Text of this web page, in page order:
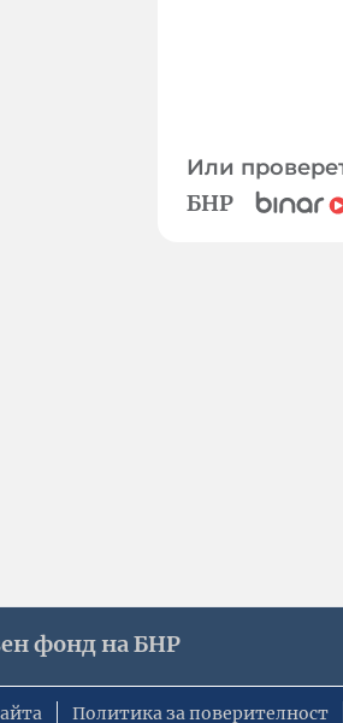
Или
БНР
фонд на БНР
Политика за поверителност